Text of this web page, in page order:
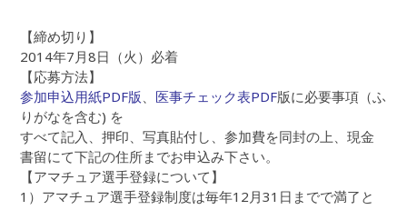
【締め切り】
2014年7月8日（火）必着
【応募方法】
参加申込用紙PDF版、 医事チェック表PDF版に必要事項（ふ
りがなを含む) を
すべて記入、押印、写真貼付し、参加費を同封の上、現金
書留にて下記の住所までお申込み下さい。
【アマチュア選手登録について】
1）アマチュア選手登録制度は毎年12月31日までで満了と